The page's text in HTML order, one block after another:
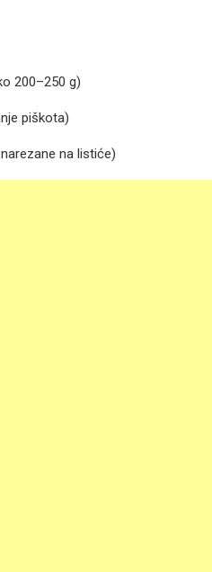
200–250 g)
piškota)
na listiće)